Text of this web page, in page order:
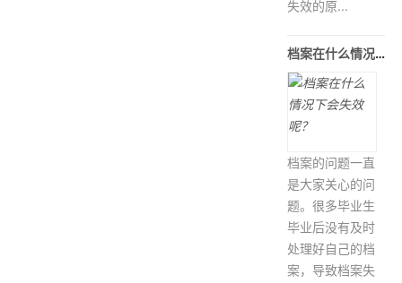
失效的原...
档案在什么情况下会失效呢？
档案的问题一直
是大家关心的问
题。很多毕业生
毕业后没有及时
处理好自己的档
案，导致档案失